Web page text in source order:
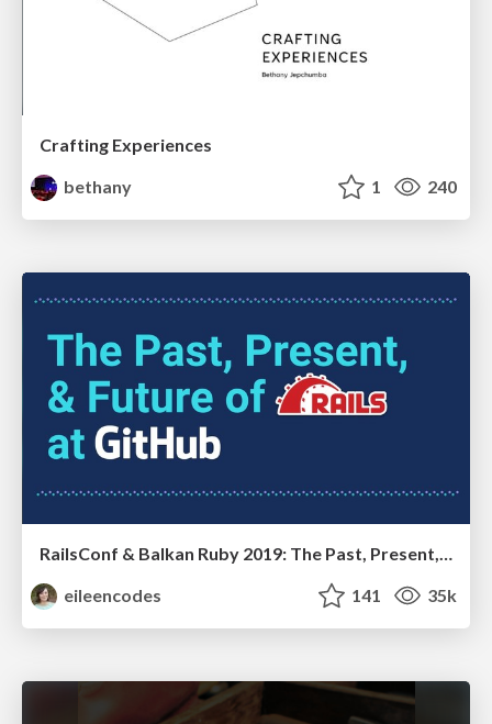
Crafting Experiences
bethany
1 240
RailsConf & Balkan Ruby 2019: The Past, Present, and Future of Rails at GitHub
eileencodes
141 35k